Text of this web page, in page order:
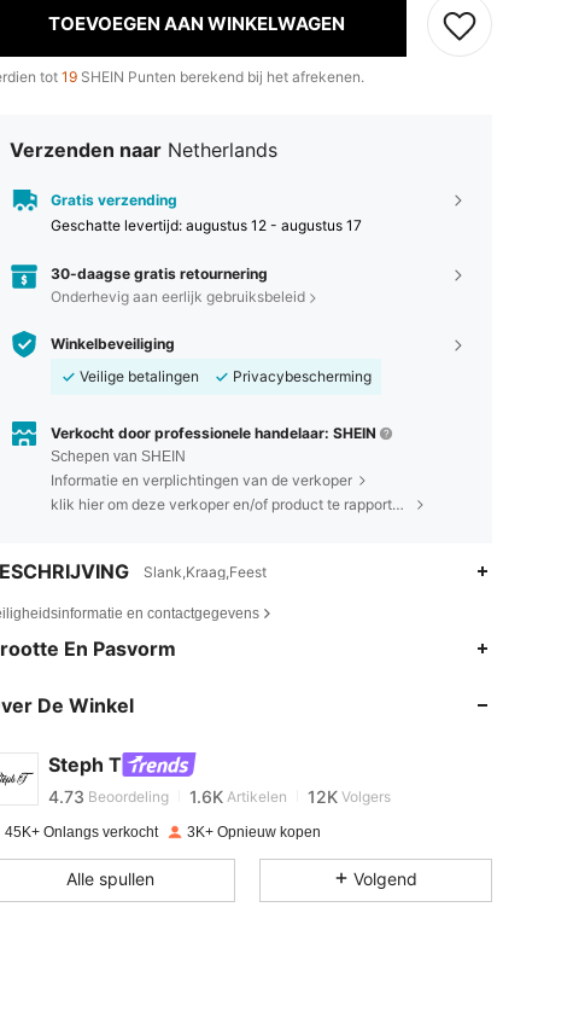
TOEVOEGEN AAN WINKELWAGEN
tot 19 SHEIN Punten berekend bij het afrekenen.
Verzenden naar Netherlands
Gratis verzending
Geschatte levertijd: augustus 12 - augustus 17
30-daagse gratis retournering
Onderhevig aan eerlijk gebruiksbeleid
Winkelbeveiliging
Veilige betalingen
Privacybescherming
Verkocht door professionele handelaar: SHEIN
Schepen van SHEIN
Informatie en verplichtingen van de verkoper
klik hier om deze verkoper en/of product te rapporteren.
Slank,Kraag,Feest
en contactgegevens
En Pasvorm
De Winkel
Steph T
4.73
4.73 Beoordeling 1.6K Artikelen 12K Volgers
4.73
45K+ Onlangs verkocht 3K+ Opnieuw kopen
Alle spullen Volgend